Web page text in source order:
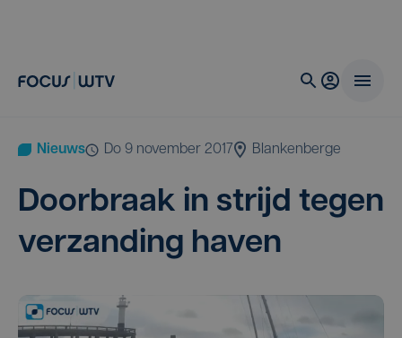
Nieuws do 9 november 2017 Blankenberge
Door­braak in strijd tegen
ver­zan­ding haven